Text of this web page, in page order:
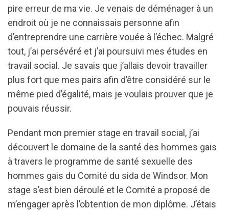
pire erreur de ma vie. Je venais de déménager à un
endroit où je ne connaissais personne afin
d’entreprendre une carrière vouée à l’échec. Malgré
tout, j’ai persévéré et j’ai poursuivi mes études en
travail social. Je savais que j’allais devoir travailler
plus fort que mes pairs afin d’être considéré sur le
même pied d’égalité, mais je voulais prouver que je
pouvais réussir.
Pendant mon premier stage en travail social, j’ai
découvert le domaine de la santé des hommes gais
à travers le programme de santé sexuelle des
hommes gais du Comité du sida de Windsor. Mon
stage s’est bien déroulé et le Comité a proposé de
m’engager après l’obtention de mon diplôme. J’étais